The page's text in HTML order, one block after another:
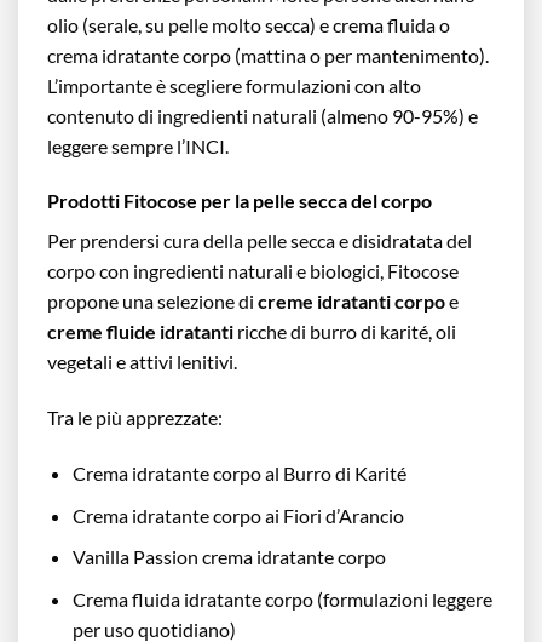
olio (serale, su pelle molto secca) e crema fluida o
crema idratante corpo (mattina o per mantenimento).
L’importante è scegliere formulazioni con alto
contenuto di ingredienti naturali (almeno 90-95%) e
leggere sempre l’INCI.
Prodotti Fitocose per la pelle secca del corpo
Per prendersi cura della pelle secca e disidratata del
corpo con ingredienti naturali e biologici, Fitocose
propone una selezione di creme idratanti corpoe
creme fluide idratanti ricche di burro di karité, oli
vegetali e attivi lenitivi.
Tra le più apprezzate:
Crema idratante corpo al Burro di Karité
Crema idratante corpo ai Fiori d’Arancio
Vanilla Passion crema idratante corpo
Crema fluida idratante corpo (formulazioni leggere
per uso quotidiano)